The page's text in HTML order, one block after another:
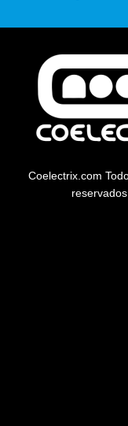
Coelectrix.com